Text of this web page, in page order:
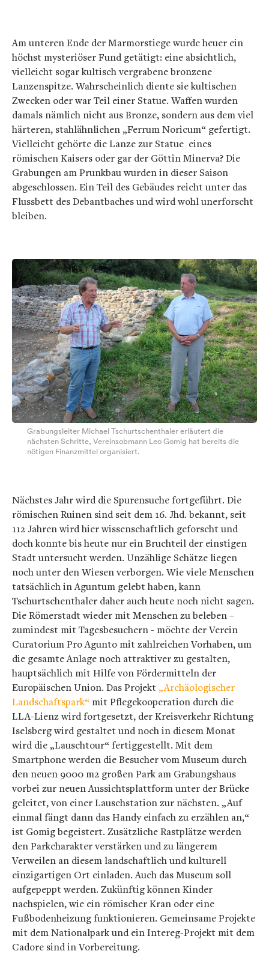
Am unteren Ende der Marmorstiege wurde heuer ein
höchst mysteriöser Fund getätigt: eine absichtlich,
vielleicht sogar kultisch vergrabene bronzene
Lanzenspitze. Wahrscheinlich diente sie kultischen
Zwecken oder war Teil einer Statue. Waffen wurden
damals nämlich nicht aus Bronze, sondern aus dem viel
härteren, stahlähnlichen „Ferrum Noricum“ gefertigt.
Vielleicht gehörte die Lanze zur Statue eines
römischen Kaisers oder gar der Göttin Minerva? Die
Grabungen am Prunkbau wurden in dieser Saison
abgeschlossen. Ein Teil des Gebäudes reicht unter das
Flussbett des Debantbaches und wird wohl unerforscht
bleiben.
Grabungsleiter Michael Tschurtschenthaler erläutert die
nächsten Schritte, Vereinsobmann Leo Gomig hat bereits die
nötigen Finanzmittel organisiert.
Nächstes Jahr wird die Spurensuche fortgeführt. Die
römischen Ruinen sind seit dem 16. Jhd. bekannt, seit
112 Jahren wird hier wissenschaftlich geforscht und
doch konnte bis heute nur ein Bruchteil der einstigen
Stadt untersucht werden. Unzählige Schätze liegen
noch unter den Wiesen verborgen. Wie viele Menschen
tatsächlich in Aguntum gelebt haben, kann
Tschurtschenthaler daher auch heute noch nicht sagen.
Die Römerstadt wieder mit Menschen zu beleben –
zumindest mit Tagesbesuchern - möchte der Verein
Curatorium Pro Agunto mit zahlreichen Vorhaben, um
die gesamte Anlage noch attraktiver zu gestalten,
hauptsächlich mit Hilfe von Fördermitteln der
Europäischen Union. Das Projekt„Archäologischer
Landschaftspark“ mit Pflegekooperation durch die
LLA-Lienz wird fortgesetzt, der Kreisverkehr Richtung
Iselsberg wird gestaltet und noch in diesem Monat
wird die „Lauschtour“ fertiggestellt. Mit dem
Smartphone werden die Besucher vom Museum durch
den neuen 9000 m2 großen Park am Grabungshaus
vorbei zur neuen Aussichtsplattform unter der Brücke
geleitet, von einer Lauschstation zur nächsten. „Auf
einmal fängt dann das Handy einfach zu erzählen an,“
ist Gomig begeistert. Zusätzliche Rastplätze werden
den Parkcharakter verstärken und zu längerem
Verweilen an diesem landschaftlich und kulturell
einzigartigen Ort einladen. Auch das Museum soll
aufgepeppt werden. Zukünftig können Kinder
nachspielen, wie ein römischer Kran oder eine
Fußbodenheizung funktionieren. Gemeinsame Projekte
mit dem Nationalpark und ein Intereg-Projekt mit dem
Cadore sind in Vorbereitung.